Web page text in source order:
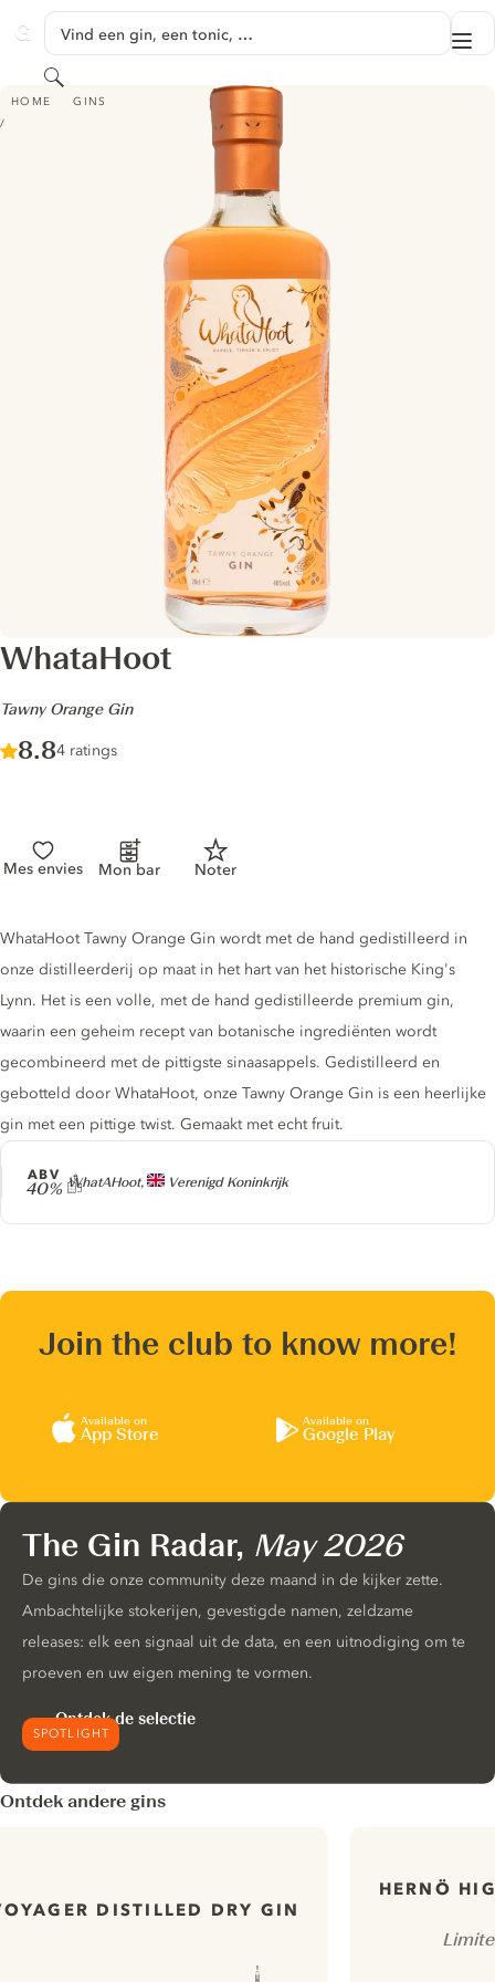
GINVENTORY
Vind een gin, een tonic, …
Zoeken
HOME GINS
WHATAHOOT - TAWNY ORANGE GIN
WhataHoot
-Tawny Orange Gin
Score :
8.8/ 10
4 ratings
Mes envies Mon bar Noter
Producer
WhatAHoot, Verenigd Koninkrijk
ABV
40%
Gin description
WhataHoot Tawny Orange Gin wordt met de hand gedistilleerd in
onze distilleerderij op maat in het hart van het historische King's
Lynn. Het is een volle, met de hand gedistilleerde premium gin,
waarin een geheim recept van botanische ingrediënten wordt
gecombineerd met de pittigste sinaasappels. Gedistilleerd en
gebotteld door WhataHoot, onze Tawny Orange Gin is een heerlijke
gin met een pittige twist. Gemaakt met echt fruit.
Join the club to know more!
Available on
App Store
Available on
Google Play
SPOTLIGHT
The Gin Radar, May 2026
De gins die onze community deze maand in de kijker zette.
Ambachtelijke stokerijen, gevestigde namen, zeldzame
releases: elk een signaal uit de data, en een uitnodiging om te
proeven en uw eigen mening te vormen.
Ontdek de selectie
Ontdek andere gins
DISTILLED DRY GIN
HERNÖ